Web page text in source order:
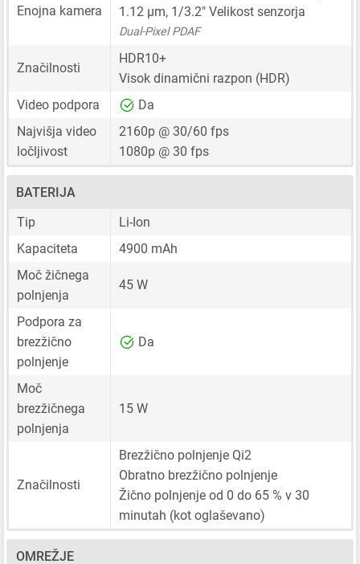
Enojna kamera
1.12 μm, 1/3.2" Velikost senzorja
Dual-Pixel PDAF
Značilnosti
HDR10+
Visok dinamični razpon (HDR)
Video podpora
Da
Najvišja video
ločljivost
2160p @ 30/60 fps
1080p @ 30 fps
BATERIJA
Tip
Li-Ion
Kapaciteta
4900 mAh
Moč žičnega
polnjenja
45 W
Podpora za
brezžično
polnjenje
Da
Moč
brezžičnega
polnjenja
15 W
Značilnosti
Brezžično polnjenje Qi2
Obratno brezžično polnjenje
Žično polnjenje od 0 do 65 % v 30
minutah (kot oglaševano)
OMREŽJE